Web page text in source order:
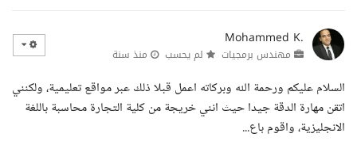
Mohammed K.
مهندس برمجيات لم يحسب منذ سنة
السلام عليكم ورحمة الله وبركاته اعمل قبلا ذلك عبر مواقع تعليمية، ولكنني
اتقن مهارة الدقة جيدا حيث انني خريجة من كلية التجارة محاسبة باللغة
الانجليزية، واقوم باع...